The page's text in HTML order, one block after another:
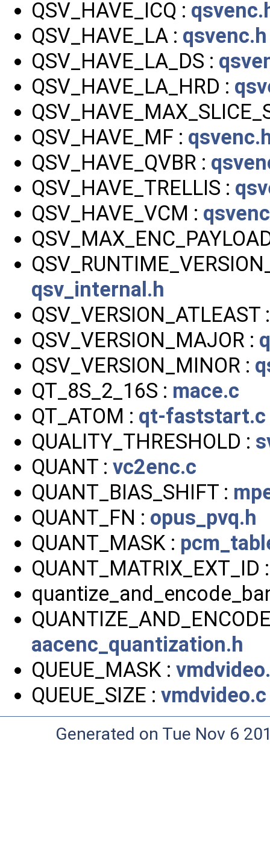
QSV_HAVE_ICQ :
QSV_HAVE_LA : qsvenc.h
QSV_HAVE_LA_DS :
QSV_HAVE_LA_HRD :
QSV_HAVE_MF :
QSV_HAVE_QVBR :
QSV_HAVE_TRELLIS :
QSV_HAVE_VCM :
qsv_internal.h
QSV_VERSION_ATLEAST
QSV_VERSION_MAJOR :
QSV_VERSION_MINOR :
QT_8S_2_16S : mace.c
QT_ATOM : qt-faststart.c
QUALITY_THRESHOLD :
QUANT : vc2enc.c
QUANT_BIAS_SHIFT :
QUANT_FN : opus_pvq.h
QUANT_MASK :
QUANT_MATRIX_EXT_ID
aacenc_quantization.h
QUEUE_MASK :
QUEUE_SIZE : vmdvideo.c
Generated on Tue Nov 6